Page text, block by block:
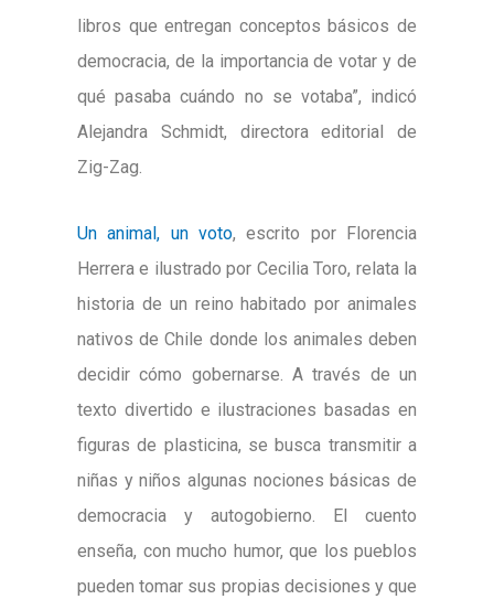
libros que entregan conceptos básicos de
democracia, de la importancia de votar y de
qué pasaba cuándo no se votaba”, indicó
Alejandra Schmidt, directora editorial de
Zig-Zag.
Un animal, un voto, escrito por Florencia
Herrera e ilustrado por Cecilia Toro, relata la
historia de un reino habitado por animales
nativos de Chile donde los animales deben
decidir cómo gobernarse. A través de un
texto divertido e ilustraciones basadas en
figuras de plasticina, se busca transmitir a
niñas y niños algunas nociones básicas de
democracia y autogobierno. El cuento
enseña, con mucho humor, que los pueblos
pueden tomar sus propias decisiones y que